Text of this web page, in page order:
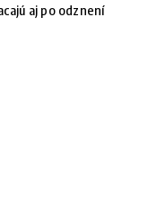
aj po odznení